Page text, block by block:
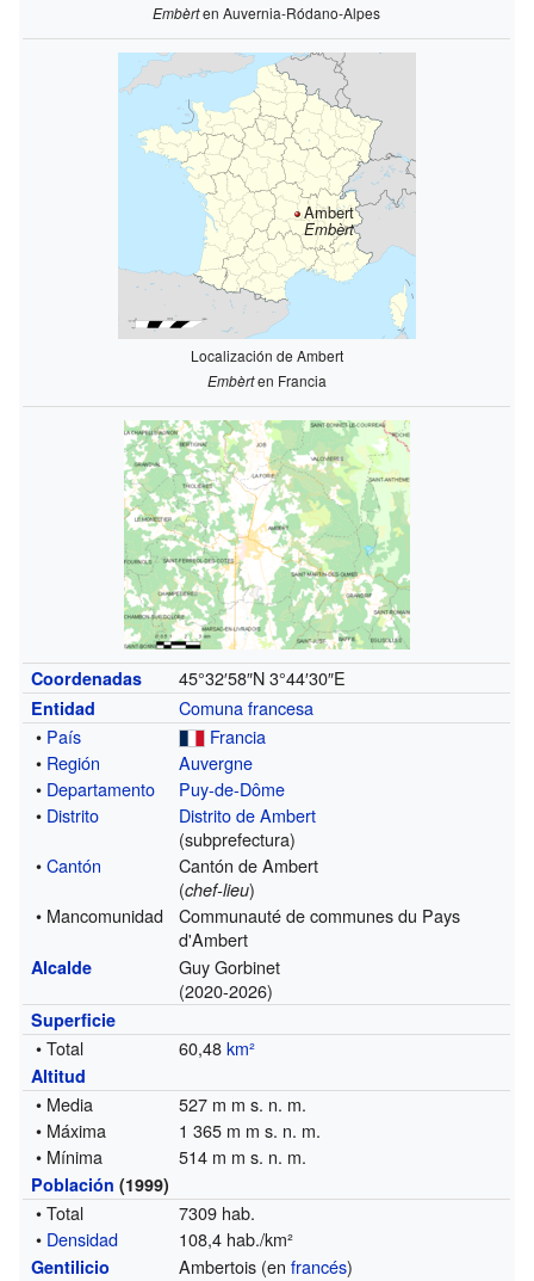
Embèrten Auvernia-Ródano-Alpes
Ambert
Embèrt
Localización de Ambert
Embèrten Francia
Coordenadas 45°32′58″N 3°44′30″E
Entidad
Comuna francesa
• País
Francia
• Región
Auvergne
• Departamento
Puy-de-Dôme
• Distrito
Distrito de Ambert
(subprefectura)
•Cantón
Cantón de Ambert
(chef-lieu)
• Mancomunidad
Communauté de communes du Pays
d'Ambert
Alcalde
Guy Gorbinet
(2020-2026)
Superficie
• Total 60,48km²
Altitud
• Media
527 m m s. n. m.
• Máxima
1 365 m m s. n. m.
• Mínima
514 m m s. n. m.
Población (1999)
• Total
7309 hab.
• Densidad 108,4 hab./km²
Gentilicio Ambertois (enfrancés)